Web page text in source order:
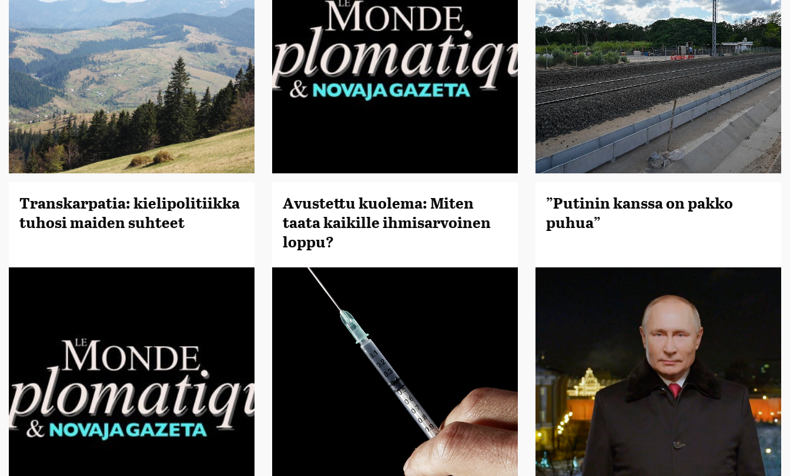
Transkarpatia: kielipolitiikka
tuhosi maiden suhteet
Avustettu kuolema: Miten
taata kaikille ihmisarvoinen
loppu?
”Putinin kanssa on pakko
puhua”